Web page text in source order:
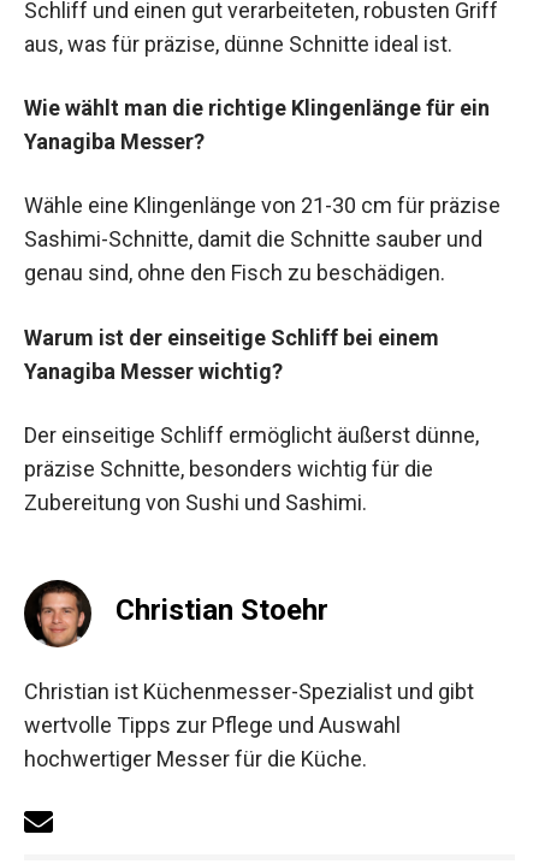
Schliff und einen gut verarbeiteten, robusten Griff
aus, was für präzise, dünne Schnitte ideal ist.
Wie wählt man die richtige Klingenlänge für ein
Yanagiba Messer?
Wähle eine Klingenlänge von 21-30 cm für präzise
Sashimi-Schnitte, damit die Schnitte sauber und
genau sind, ohne den Fisch zu beschädigen.
Warum ist der einseitige Schliff bei einem
Yanagiba Messer wichtig?
Der einseitige Schliff ermöglicht äußerst dünne,
präzise Schnitte, besonders wichtig für die
Zubereitung von Sushi und Sashimi.
Christian Stoehr
Christian ist Küchenmesser-Spezialist und gibt
wertvolle Tipps zur Pflege und Auswahl
hochwertiger Messer für die Küche.